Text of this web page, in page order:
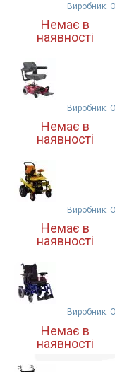
Виробник:
Немає в
наявності
Виробник:
Немає в
наявності
Виробник:
Немає в
наявності
Виробник:
Немає в
наявності